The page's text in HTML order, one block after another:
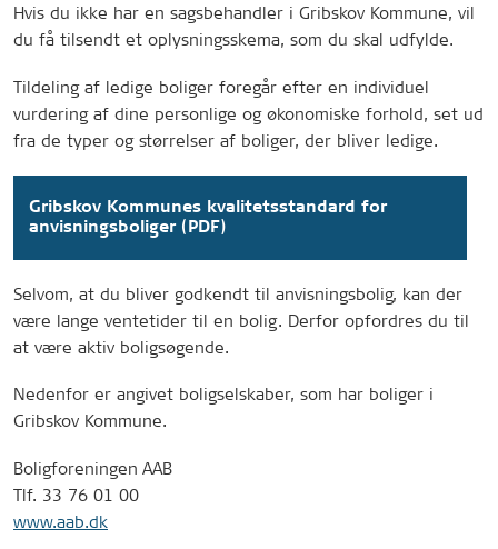
Hvis du ikke har en sagsbehandler i Gribskov Kommune, vil
du få tilsendt et oplysningsskema, som du skal udfylde.
Tildeling af ledige boliger foregår efter en individuel
vurdering af dine personlige og økonomiske forhold, set ud
fra de typer og størrelser af boliger, der bliver ledige.
Gribskov Kommunes kvalitetsstandard for
anvisningsboliger (PDF)
Selvom, at du bliver godkendt til anvisningsbolig, kan der
være lange ventetider til en bolig. Derfor opfordres du til
at være aktiv boligsøgende.
Nedenfor er angivet boligselskaber, som har boliger i
Gribskov Kommune.
Boligforeningen AAB
Tlf. 33 76 01 00
www.aab.dk